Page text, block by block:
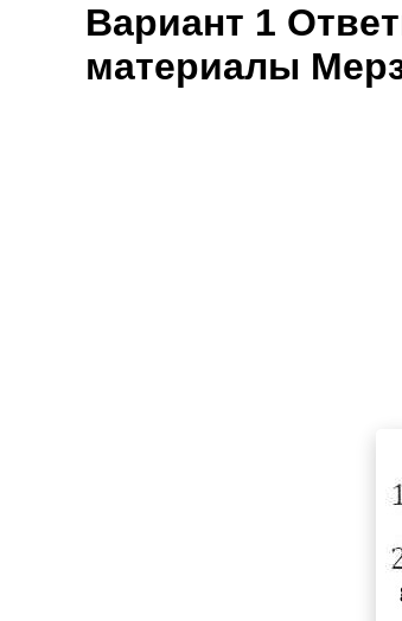
Вариант 1
материалы